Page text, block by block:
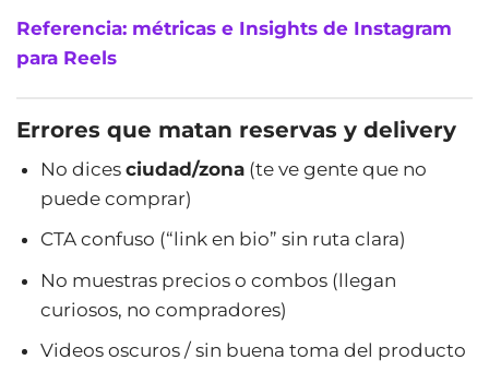
Referencia: métricas e Insights de Instagram
para Reels
Errores que matan reservas y delivery
No dicesciudad/zona (te ve gente que no
puede comprar)
CTA confuso (“link en bio” sin ruta clara)
No muestras precios o combos (llegan
curiosos, no compradores)
Videos oscuros / sin buena toma del producto